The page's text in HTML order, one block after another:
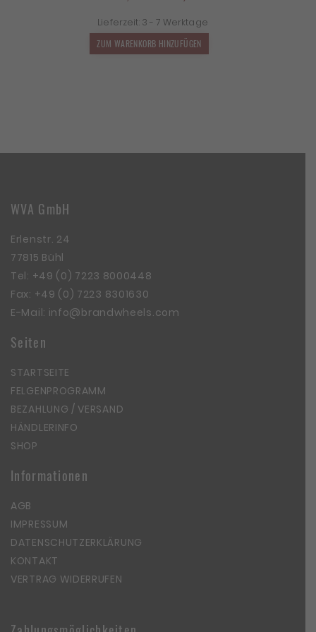
war:
1.399,00 €
ist:
Lieferzeit: 3 - 7 Werktage
ZUM WARENKORB HINZUFÜGEN
WVA GmbH
Erlenstr. 24
77815 Bühl
Tel: +49 (0) 7223 8000448
Fax: +49 (0) 7223 8301630
E-Mail: info@brandwheels.com
Seiten
STARTSEITE
FELGENPROGRAMM
BEZAHLUNG / VERSAND
HÄNDLERINFO
SHOP
Informationen
AGB
IMPRESSUM
DATENSCHUTZERKLÄRUNG
KONTAKT
VERTRAG WIDERRUFEN